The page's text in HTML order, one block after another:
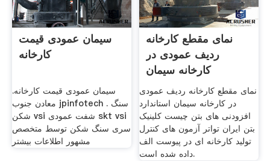
سیمان عمودی قیمت
کارخانه
سیمان عمودی قیمت کارخانه.
معادن جنوب jpinfotech . سنگ
شکن vsi شفت عمودی skt vsi
سری سنگ شکن توسط متخصص
مشهور اطلاعات بیشتر
نمای مقطع کارخانه
ردیف عمودی در
کارخانه سیمان
نمای مقطع کارخانه ردیف عمودی
در کارخانه سیمان استاندارد
افزودنی های بتن چیست کلینیک
بتن ایران تواتر آزمون های کنترل
تولید کارخانه ای در پیوست الف
داده شده است.